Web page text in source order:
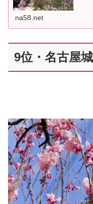
na58.net
9位・名古屋